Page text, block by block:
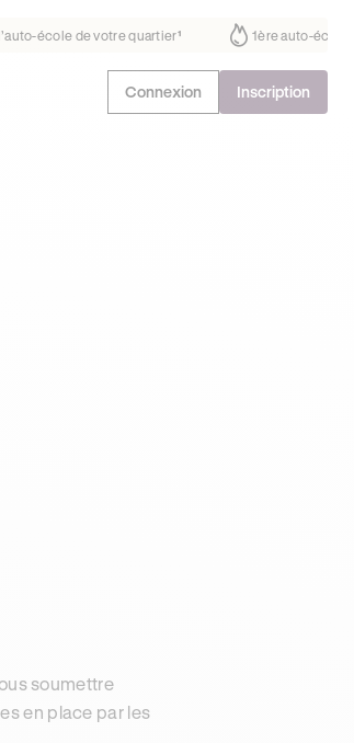
30% moins chère que l’auto-école de votre
Connexion Inscription
soumettre
en place par les